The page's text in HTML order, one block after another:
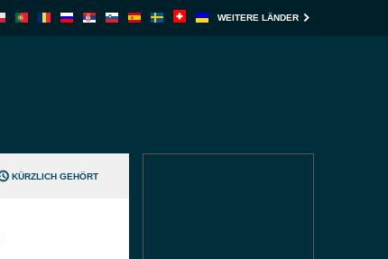
WEITERE LÄNDER
KÜRZLICH GEHÖRT